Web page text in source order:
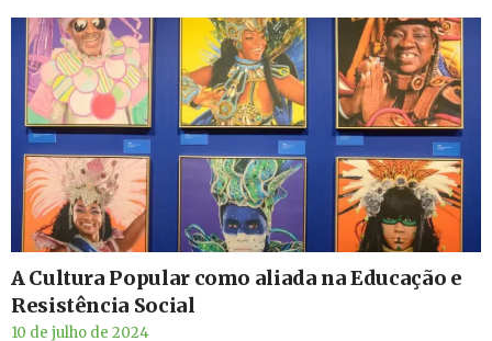
A Cultura Popular como aliada na Educação e
Resistência Social
10 de julho de 2024